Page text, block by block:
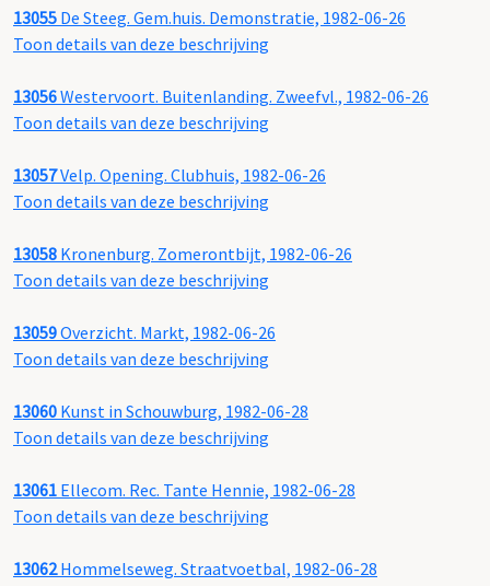
13055 De Steeg. Gem.huis. Demonstratie, 1982-06-26
Toon details van deze beschrijving
13056Westervoort. Buitenlanding. Zweefvl., 1982-06-26
Toon details van deze beschrijving
13057Velp. Opening. Clubhuis, 1982-06-26
Toon details van deze beschrijving
13058 Kronenburg. Zomerontbijt, 1982-06-26
Toon details van deze beschrijving
13059Overzicht. Markt, 1982-06-26
Toon details van deze beschrijving
13060 Kunst in Schouwburg, 1982-06-28
Toon details van deze beschrijving
13061 Ellecom. Rec. Tante Hennie, 1982-06-28
Toon details van deze beschrijving
13062Hommelseweg. Straatvoetbal, 1982-06-28